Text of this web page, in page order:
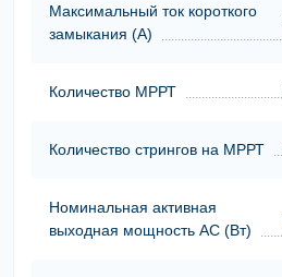
Максимальный ток короткого
замыкания (А)
Количество МРРТ
Количество стрингов на МРРТ
Номинальная активная
выходная мощность АС (Вт)